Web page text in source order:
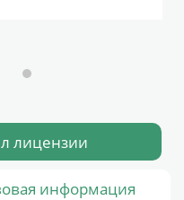
лицензии
информация